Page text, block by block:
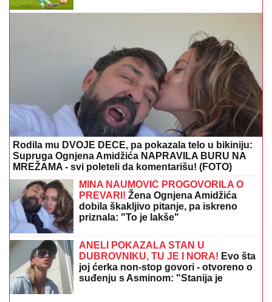
Pazara uhapšen u Ulcinju: U nesreći
Bila je mega popularna, a onda
napustila estradu i zaposlila se u
vulkanizerskoj radnji: "Plata mi je bila
500 maraka"
Ćerki dao ime po devojci koja je TRAGIČNO
NASTRADALA na pruzi! Rale nije mogao da preboli
gubitak: "Nadrogirala se, sela na šine, umrla je od
sepse"
Pao u Beogradu! Evrodžast podržao